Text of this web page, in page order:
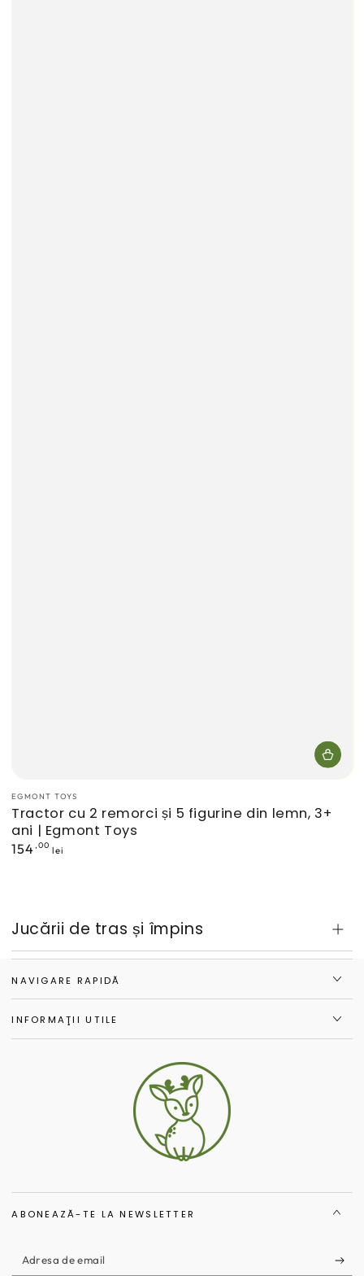
Furnizor:
EGMONT TOYS
Tractor cu 2 remorci și 5 figurine din lemn, 3+
ani | Egmont Toys
Preț
154,00 lei
Jucării de tras și împins
NAVIGARE RAPIDĂ
INFORMAŢII UTILE
ABONEAZĂ-TE LA NEWSLETTER
Adresa